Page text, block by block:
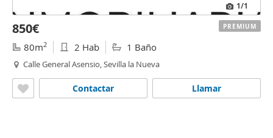
1/1
850€
80m2 2 Hab 1 Baño
Calle General Asensio, Sevilla la Nueva
Llamar
Contactar
PREMIUM